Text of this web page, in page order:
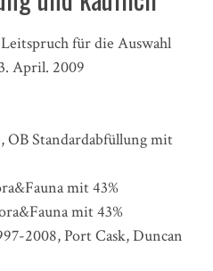
für die Auswahl
April. 2009
OB Standardabfüllung mit
mit 43%
mit 43%
2008, Port Cask, Duncan